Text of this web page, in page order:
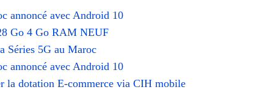
annoncé avec Android 10
Go 4 Go RAM NEUF
Séries 5G au Maroc
annoncé avec Android 10
la dotation E-commerce via CIH mobile